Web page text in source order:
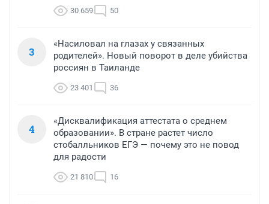
30 659 50
3
«Насиловал на глазах у связанных
родителей». Новый поворот в деле убийства
россиян в Таиланде
23 401 36
4
«Дисквалификация аттестата о среднем
образовании». В стране растет число
стобалльников ЕГЭ — почему это не повод
для радости
21 810 16